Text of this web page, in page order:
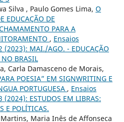
Silva , Paulo Gomes Lima, O
EDUCAÇÃO DE
PARA A
, Ensaios
MAI./AGO. - EDUCAÇÃO
BRASIL
Carla Damasceno de Morais,
POESIA” EM SIGNWRITING E
PORTUGUESA , Ensaios
ESTUDOS EM LIBRAS:
E POLÍTICAS.
Maria Inês de Affonseca